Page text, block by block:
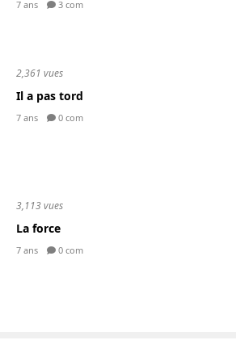
7 ans 3 com
2,361 vues
Il a pas tord
7 ans 0 com
3,113 vues
La force
7 ans 0 com